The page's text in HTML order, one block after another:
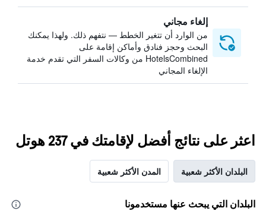
إلغاء مجاني
من الوارد أن تتغير الخطط — نتفهم ذلك. ولهذا يمكنك
البحث وحجز فنادق وأماكن إقامة على
HotelsCombined من وكالات السفر التي تقدم خدمة
الإلغاء المجاني
اعثر على نتائج أفضل لإقامتك في 237 هوتل
البلدان الأكثر شعبية المدن الأكثر شعبية
البلدان التي يبحث عنها مستخدمونا